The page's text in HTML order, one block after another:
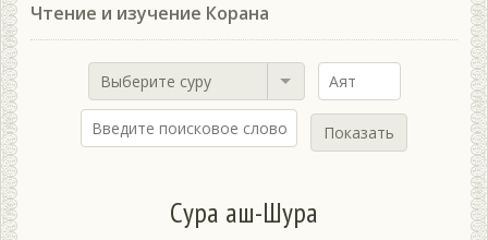
Чтение и изучение Корана
Выберите суру
Показать
Сура аш-Шура